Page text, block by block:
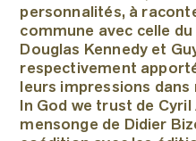
personnalités, à
commune avec celle
Douglas Kennedy et
respectivement
leurs impressions
In God we trust de
mensonge de Didier